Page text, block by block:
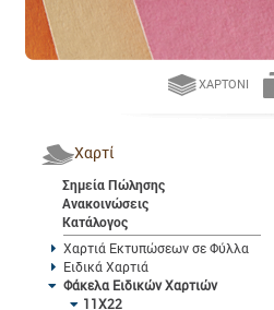
ΧΑΡΤΌΝΙ
Χαρτί
Σημεία Πώλησης
Ανακοινώσεις
Κατάλογος
Χαρτιά Εκτυπώσεων σε Φύλλα
Ειδικά Χαρτιά
Φάκελα Ειδικών Χαρτιών
11Χ22